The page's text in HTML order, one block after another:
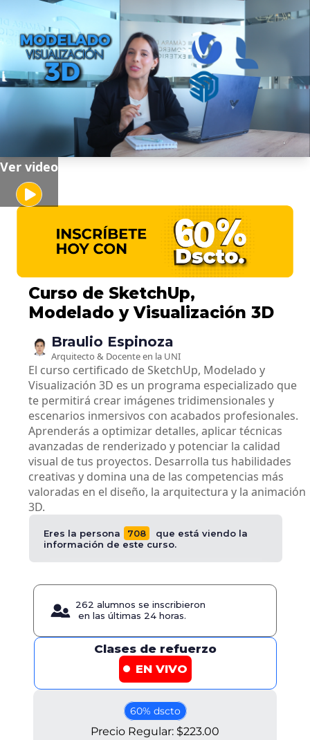
Ver video
Curso de SketchUp,
Modelado y Visualización 3D
Braulio Espinoza
Arquitecto & Docente en la UNI
El curso certificado de SketchUp, Modelado y
Visualización 3D es un programa especializado que
te permitirá crear imágenes tridimensionales y
escenarios inmersivos con acabados profesionales.
Aprenderás a optimizar detalles, aplicar técnicas
avanzadas de renderizado y potenciar la calidad
visual de tus proyectos. Desarrolla tus habilidades
creativas y domina una de las competencias más
valoradas en el diseño, la arquitectura y la animación
3D.
Eres la persona 708
que está viendo la
información de este curso.
262 alumnos se inscribieron
en las últimas 24 horas.
Clases de refuerzo
EN VIVO
60% dscto
Precio Regular: $223.00